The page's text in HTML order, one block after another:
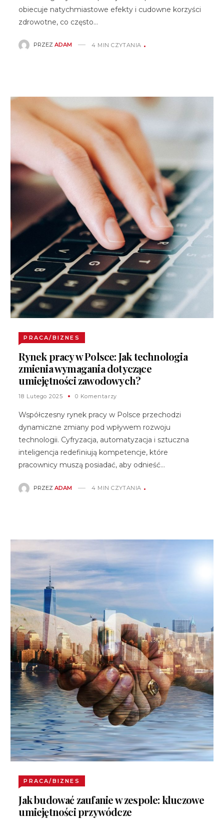
obiecuje natychmiastowe efekty i cudowne korzyści
zdrowotne, co często…
PRZEZADAM 4 MIN CZYTANIA
PRACA/BIZNES
Rynek pracy w Polsce: Jak technologia
zmienia wymagania dotyczące
umiejętności zawodowych?
18 Lutego 2025 0 Komentarzy
Współczesny rynek pracy w Polsce przechodzi
dynamiczne zmiany pod wpływem rozwoju
technologii. Cyfryzacja, automatyzacja i sztuczna
inteligencja redefiniują kompetencje, które
pracownicy muszą posiadać, aby odnieść…
PRZEZADAM 4 MIN CZYTANIA
PRACA/BIZNES
Jak budować zaufanie w zespole: kluczowe
umiejętności przywódcze